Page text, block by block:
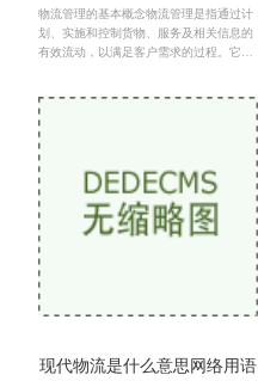
物流管理的基本概念物流管理是指通过计
划、实施和控制货物、服务及相关信息的
有效流动，以满足客户需求的过程。它不
现代物流是什么意思网络用语